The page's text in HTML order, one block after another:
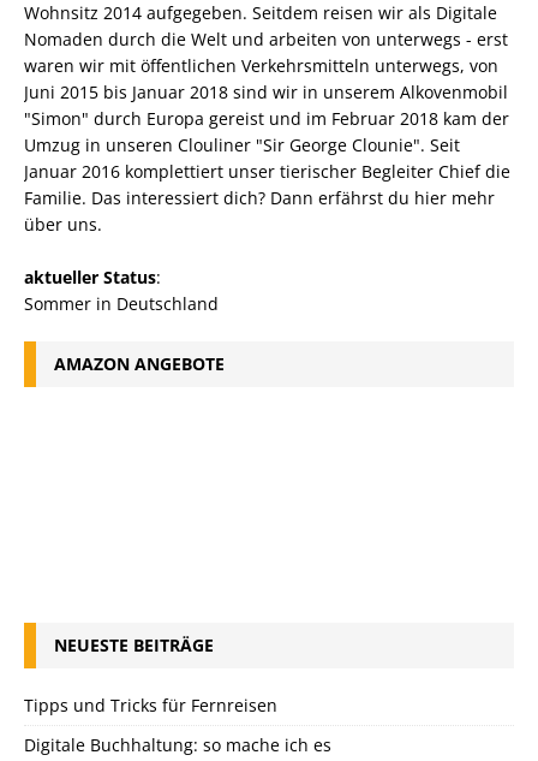
Wohnsitz 2014 aufgegeben. Seitdem reisen wir als Digitale
Nomaden durch die Welt und arbeiten von unterwegs - erst
waren wir mit öffentlichen Verkehrsmitteln unterwegs, von
Juni 2015 bis Januar 2018 sind wir in unserem Alkovenmobil
"Simon" durch Europa gereist und im Februar 2018 kam der
Umzug in unseren Clouliner "Sir George Clounie". Seit
Januar 2016 komplettiert unser tierischer Begleiter Chief die
Familie. Das interessiert dich? Dann erfährst du hier mehr
über uns.
aktueller Status:
Sommer in Deutschland
AMAZON ANGEBOTE
NEUESTE BEITRÄGE
Tipps und Tricks für Fernreisen
Digitale Buchhaltung: so mache ich es